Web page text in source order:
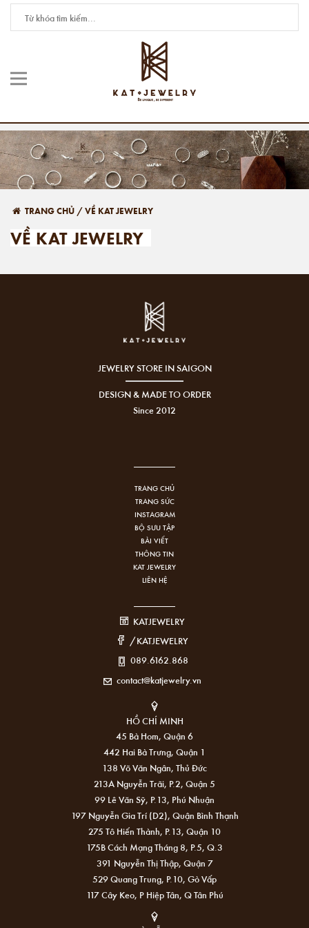
TRANG CHỦ /VỀ KAT JEWELRY
VỀ KAT JEWELRY
JEWELRY STORE IN SAIGON
DESIGN & MADE TO ORDER
Since 2012
TRANG CHỦ
TRANG SỨC
INSTAGRAM
BỘ SƯU TẬP
BÀI VIẾT
THÔNG TIN
KAT JEWELRY
LIÊN HỆ
KATJEWELRY
/KATJEWELRY
089.6162.868
contact@katjewelry.vn
HỒ CHÍ MINH
45 Bà Hom, Quận 6
442 Hai Bà Trưng, Quận 1
138 Võ Văn Ngân, Thủ Đức
213A Nguyễn Trãi, P.2, Quận 5
99 Lê Văn Sỹ, P.13, Phú Nhuận
197 Nguyễn Gia Trí (D2), Quận Bình Thạnh
275 Tô Hiến Thành, P.13, Quận 10
175B Cách Mạng Tháng 8, P.5, Q.3
391 Nguyễn Thị Thập, Quận 7
529 Quang Trung, P.10, Gò Vấp
117 Cây Keo, P Hiệp Tân, Q Tân Phú